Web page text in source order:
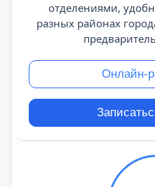
отделениями,
разных районах
Онлайн-